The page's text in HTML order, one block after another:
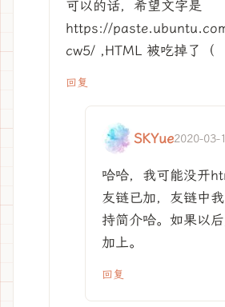
可以的话，希望文字是
https://
cw5/ ,HTML 被吃掉了（
回复
SKYue2020-03-
哈哈，我可能没开
友链已加，友链中
持简介哈。如果以
加上。
回复